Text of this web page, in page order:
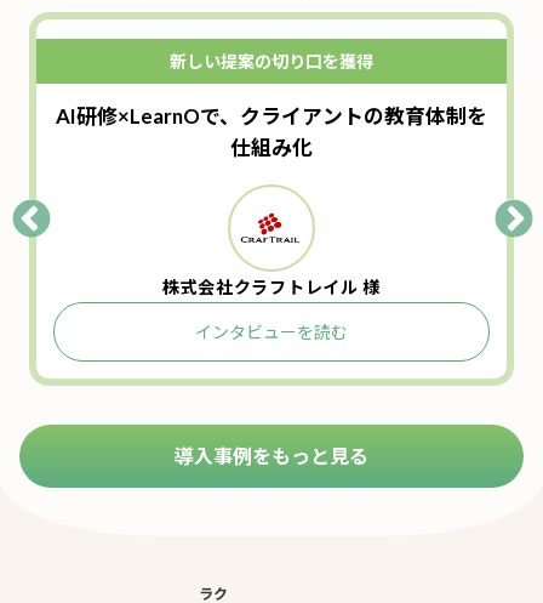
新しい提案の切り口を獲得
AI研修×LearnOで、クライアントの教育体制を
仕組み化
株式会社クラフトレイル 様
インタビューを読む
導入事例をもっと見る
ラク